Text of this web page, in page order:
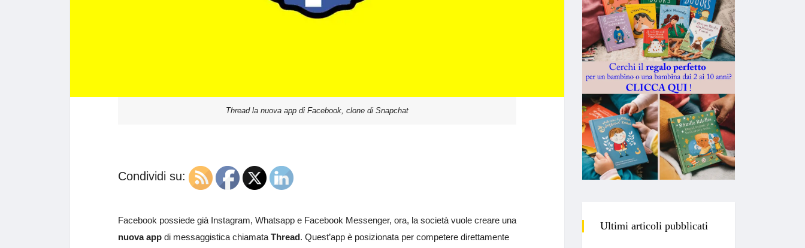
Thread la nuova app di Facebook, clone di Snapchat
Condividi su:
Facebook possiede già Instagram, Whatsapp e Facebook Messenger, ora, la società vuole creare una
nuova app di messaggistica chiamataThread. Quest’app è posizionata per competere direttamente
Ultimi articoli pubblicati